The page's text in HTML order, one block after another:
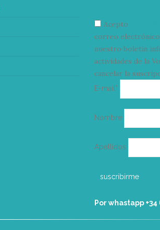
Acepto
correo
nuestro boletín
actividades de la
cancelar la
E-mail*
electrónico
Nombre
Apellidos
Por whastapp +34